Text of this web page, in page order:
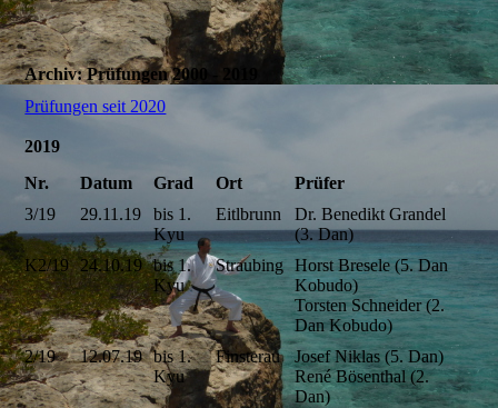
Archiv: Prüfungen 2000 - 2019
Prüfungen seit 2020
2019
Nr.
Datum Grad Ort
Prüfer
3/19
29.11.19
bis 1.
Kyu
Eitlbrunn
Dr. Benedikt Grandel
(3. Dan)
K2/19
24.10.19 bis 1.
Kyu
Straubing
Horst Bresele (5. Dan
Kobudo)
Torsten Schneider (2.
Dan Kobudo)
2/19
12.07.19 bis 1.
Kyu
Finsterau
Josef Niklas (5. Dan)
René Bösenthal (2.
Dan)